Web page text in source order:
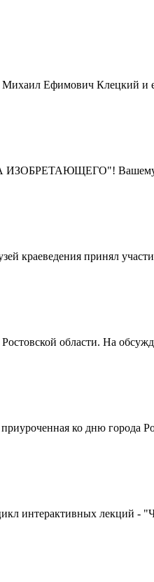
Михаил Ефимович
Вашему
краеведения принял
области. На
ко дню города
интерактивных лекций